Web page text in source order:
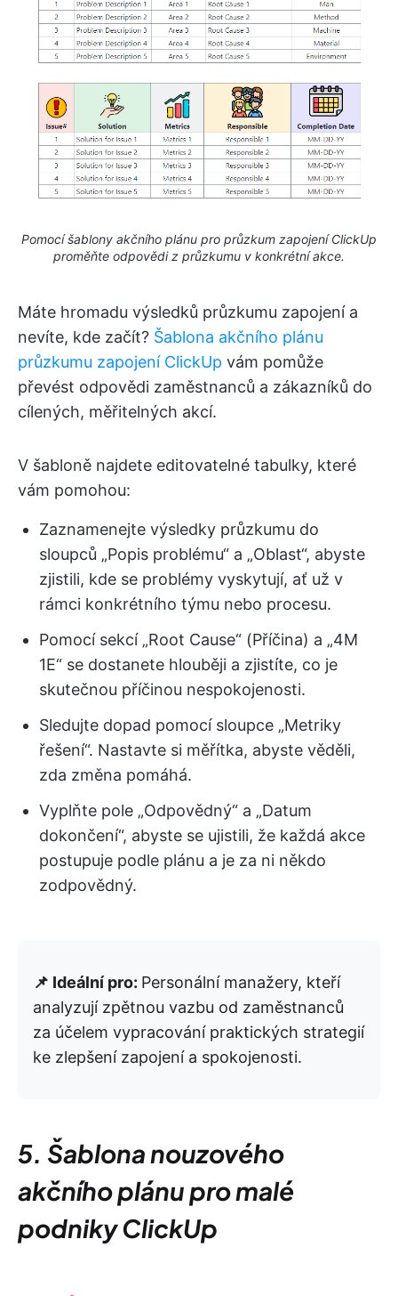
Pomocí šablony akčního plánu pro průzkum zapojení ClickUp
proměňte odpovědi z průzkumu v konkrétní akce.
Máte hromadu výsledků průzkumu zapojení a
nevíte, kde začít? Šablona akčního plánu
průzkumu zapojení ClickUp vám pomůže
převést odpovědi zaměstnanců a zákazníků do
cílených, měřitelných akcí.
V šabloně najdete editovatelné tabulky, které
vám pomohou:
Zaznamenejte výsledky průzkumu do
sloupců „Popis problému“ a „Oblast“, abyste
zjistili, kde se problémy vyskytují, ať už v
rámci konkrétního týmu nebo procesu.
Pomocí sekcí „Root Cause“ (Příčina) a „4M
1E“ se dostanete hlouběji a zjistíte, co je
skutečnou příčinou nespokojenosti.
Sledujte dopad pomocí sloupce „Metriky
řešení“. Nastavte si měřítka, abyste věděli,
zda změna pomáhá.
Vyplňte pole „Odpovědný“ a „Datum
dokončení“, abyste se ujistili, že každá akce
postupuje podle plánu a je za ni někdo
zodpovědný.
📌 Ideální pro: Personální manažery, kteří
analyzují zpětnou vazbu od zaměstnanců
za účelem vypracování praktických strategií
ke zlepšení zapojení a spokojenosti.
5. Šablona nouzového
akčního plánu pro malé
podniky ClickUp